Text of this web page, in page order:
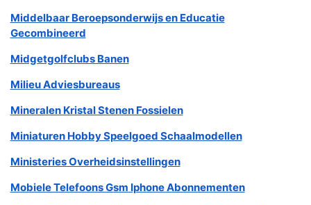
Middelbaar Beroepsonderwijs en Educatie
Gecombineerd
Midgetgolfclubs Banen
Milieu Adviesbureaus
Mineralen Kristal Stenen Fossielen
Miniaturen Hobby Speelgoed Schaalmodellen
Ministeries Overheidsinstellingen
Mobiele Telefoons Gsm Iphone Abonnementen